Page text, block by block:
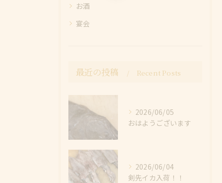
お酒
宴会
最近の投稿 Recent Posts
2026/06/05
おはようございます
2026/06/04
剣先イカ入荷！！